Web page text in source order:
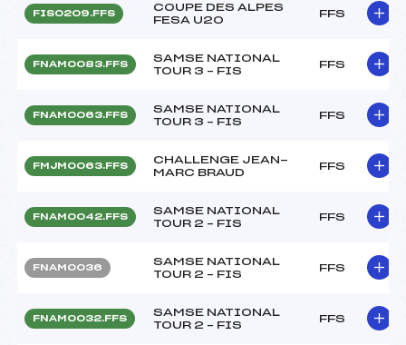
FIS0209.FFS
COUPE DES ALPES
FESA U20
FFS
FNAM0083.FFS
SAMSE NATIONAL
TOUR 3 – FIS
FFS
FNAM0063.FFS
SAMSE NATIONAL
TOUR 3 – FIS
FFS
FMJM0063.FFS
CHALLENGE JEAN-
MARC BRAUD
FFS
FNAM0042.FFS
SAMSE NATIONAL
TOUR 2 – FIS
FFS
FNAM0036
SAMSE NATIONAL
TOUR 2 – FIS
FFS
FNAM0032.FFS
SAMSE NATIONAL
TOUR 2 – FIS
FFS